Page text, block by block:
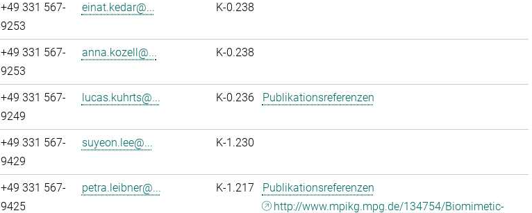
+49 331 567-
9253
einat.kedar@... K-0.238
+49 331 567-
9253
anna.kozell@... K-0.238
+49 331 567-
9249
lucas.kuhrts@... K-0.236 Publikationsreferenzen
+49 331 567-
9429
suyeon.lee@... K-1.230
+49 331 567-
9425
petra.leibner@... K-1.217
Publikationsreferenzen
http://www.mpikg.mpg.de/134754/Biomimetic-